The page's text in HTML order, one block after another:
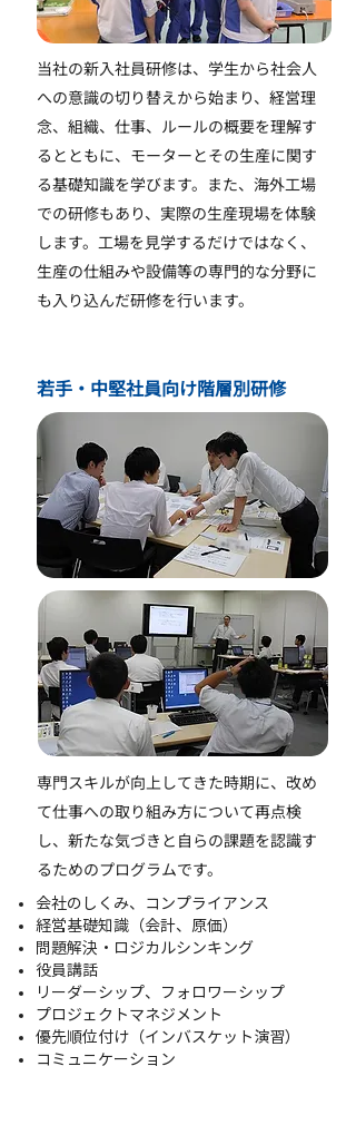
当社の新入社員研修は、学生から社会人
への意識の切り替えから始まり、経営理
念、組織、仕事、ルールの概要を理解す
るとともに、モーターとその生産に関す
る基礎知識を学びます。また、海外工場
での研修もあり、実際の生産現場を体験
します。工場を見学するだけではなく、
生産の仕組みや設備等の専門的な分野に
も入り込んだ研修を行います。
若手・中堅社員向け階層別研修
専門スキルが向上してきた時期に、改め
て仕事への取り組み方について再点検
し、新たな気づきと自らの課題を認識す
るためのプログラムです。
会社のしくみ、コンプライアンス
経営基礎知識（会計、原価）
問題解決・ロジカルシンキング
役員講話
リーダーシップ、フォロワーシップ
プロジェクトマネジメント
優先順位付け（インバスケット演習）
コミュニケーション